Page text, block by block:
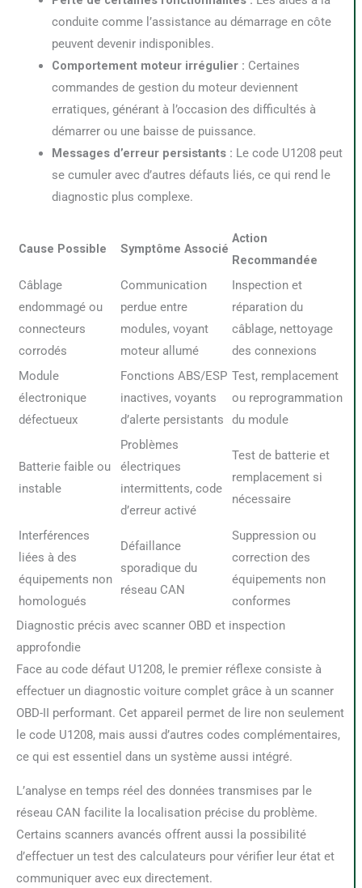
conduite comme l’assistance au démarrage en côte
peuvent devenir indisponibles.
Comportement moteur irrégulier : Certaines
commandes de gestion du moteur deviennent
erratiques, générant à l’occasion des difficultés à
démarrer ou une baisse de puissance.
Messages d’erreur persistants : Le code U1208 peut
se cumuler avec d’autres défauts liés, ce qui rend le
diagnostic plus complexe.
Cause Possible Symptôme Associé
Action
Recommandée
Câblage
endommagé ou
connecteurs
corrodés
Communication
perdue entre
modules, voyant
moteur allumé
Inspection et
réparation du
câblage, nettoyage
des connexions
Module
électronique
défectueux
Fonctions ABS/ESP
inactives, voyants
d’alerte persistants
Test, remplacement
ou reprogrammation
du module
Batterie faible ou
instable
Problèmes
électriques
intermittents, code
d’erreur activé
Test de batterie et
remplacement si
nécessaire
Interférences
liées à des
équipements non
homologués
Défaillance
sporadique du
réseau CAN
Suppression ou
correction des
équipements non
conformes
Diagnostic précis avec scanner OBD et inspection
approfondie
Face au code défaut U1208, le premier réflexe consiste à
effectuer un diagnostic voiture complet grâce à un scanner
OBD-II performant. Cet appareil permet de lire non seulement
le code U1208, mais aussi d’autres codes complémentaires,
ce qui est essentiel dans un système aussi intégré.
L’analyse en temps réel des données transmises par le
réseau CAN facilite la localisation précise du problème.
Certains scanners avancés offrent aussi la possibilité
d’effectuer un test des calculateurs pour vérifier leur état et
communiquer avec eux directement.